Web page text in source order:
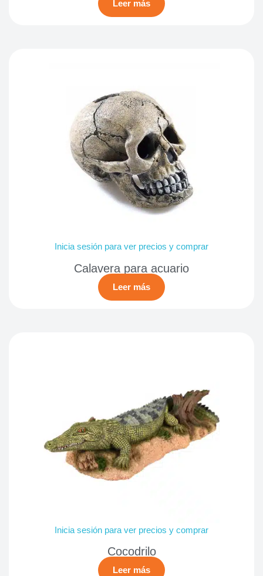
Leer más
Inicia sesión para ver precios y comprar
Calavera para acuario
Leer más
Inicia sesión para ver precios y comprar
Cocodrilo
Leer más